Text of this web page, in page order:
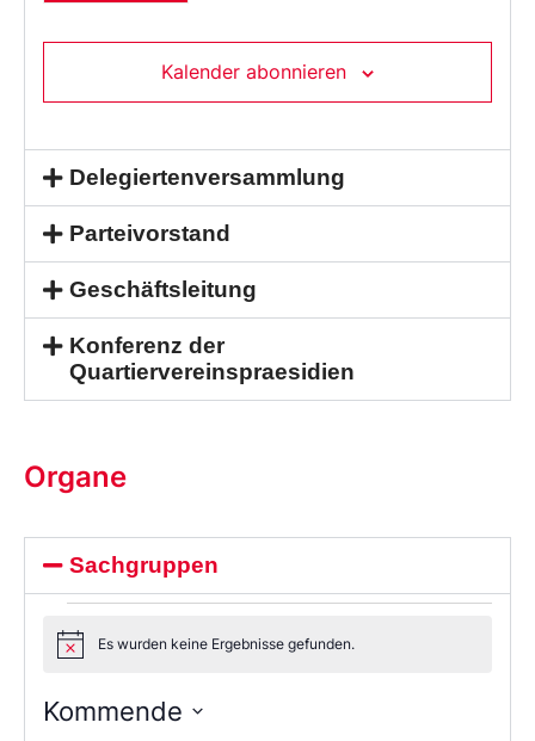
Kalender abonnieren
Delegiertenversammlung
Parteivorstand
Geschäftsleitung
Konferenz der
Quartiervereinspraesidien
Organe
Sachgruppen
NoticeEs wurden keine Ergebnisse gefunden.
Kommende